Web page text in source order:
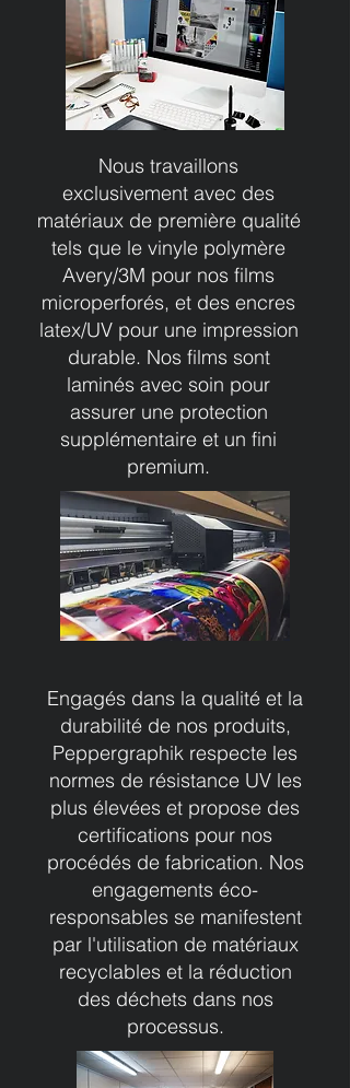
Nous travaillons
exclusivement avec des
matériaux de première qualité
tels que le vinyle polymère
Avery/3M pour nos films
microperforés, et des encres
latex/UV pour une impression
durable. Nos films sont
laminés avec soin pour
assurer une protection
supplémentaire et un fini
premium.
Engagés dans la qualité et la
durabilité de nos produits,
Peppergraphik respecte les
normes de résistance UV les
plus élevées et propose des
certifications pour nos
procédés de fabrication. Nos
engagements éco-
responsables se manifestent
par l'utilisation de matériaux
recyclables et la réduction
des déchets dans nos
processus.